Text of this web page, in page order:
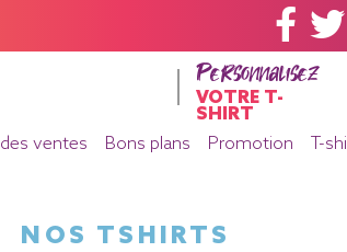
Personnalisez
VOTRE T-
SHIRT
ventes Bons plans Promotion T-
NOS TSHIRTS